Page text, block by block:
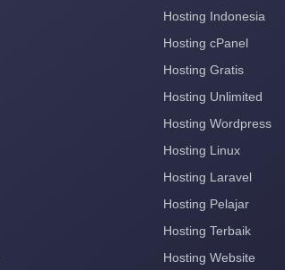
Hosting Indonesia
Hosting cPanel
Hosting Gratis
Hosting Unlimited
Hosting Wordpress
Hosting Linux
Hosting Laravel
Hosting Pelajar
Hosting Terbaik
Hosting Website